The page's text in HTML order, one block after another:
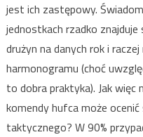
jest ich zastępowy.
jednostkach rzadko
drużyn na danych rok i
harmonogramu (choć
to dobra praktyka). Jak więc
komendy hufca może
taktycznego? W 90%